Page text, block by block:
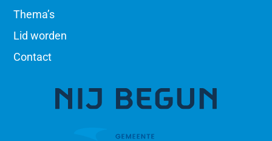
Thema’s
Lid worden
Contact